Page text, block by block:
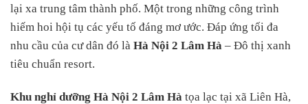
lại xa trung tâm thành phố. Một trong những công trình
hiếm hoi hội tụ các yếu tố đáng mơ ước. Đáp ứng tối đa
nhu cầu của cư dân đó là Hà Nội 2 Lâm Hà – Đô thị xanh
tiêu chuẩn resort.
Khu nghỉ dưỡng Hà Nội 2 Lâm Hà tọa lạc tại xã Liên Hà,